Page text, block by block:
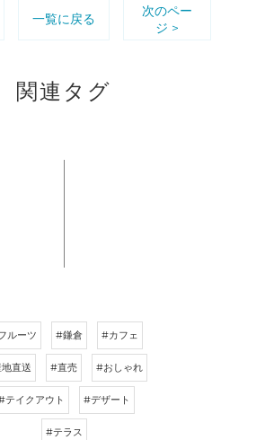
一覧に戻る
次のペー
ジ >
関連タグ
ルーツ #鎌倉 #カフェ
直送 #直売 #おしゃれ
テイクアウト #デザート
#テラス